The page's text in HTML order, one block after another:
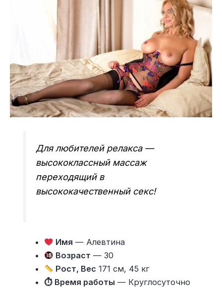
Для любителей релакса —
высококлассный массаж
переходящий в
высококачественный секс!
Имя — Алевтина
Возраст — 30
Рост, Вес 171 см, 45 кг
⏱ Время работы — Круглосуточно